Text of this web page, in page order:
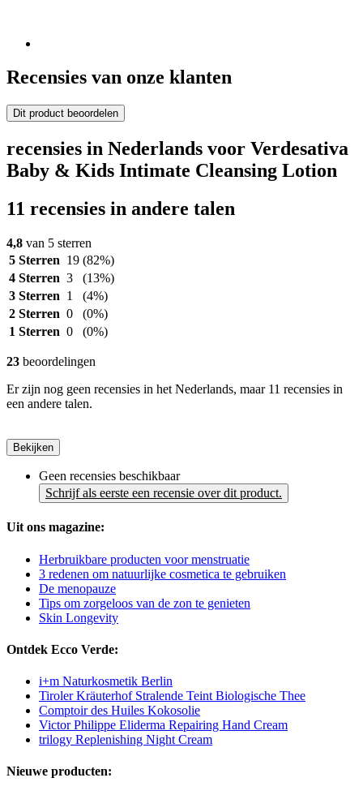
Recensies van onze klanten
Dit product beoordelen
recensies in Nederlands voor Verdesativa
Baby & Kids Intimate Cleansing Lotion
11 recensies in andere talen
4,8 van 5 sterren
5 Sterren 19 (82%)
4 Sterren 3
(13%)
3 Sterren 1
(4%)
2 Sterren 0
(0%)
1 Sterren 0 (0%)
23 beoordelingen
Er zijn nog geen recensies in het Nederlands, maar 11 recensies in
een andere talen.
Bekijken
Geen recensies beschikbaar
Schrijf als eerste een recensie over dit product.
Uit ons magazine:
Herbruikbare producten voor menstruatie
3 redenen om natuurlijke cosmetica te gebruiken
De menopauze
Tips om zorgeloos van de zon te genieten
Skin Longevity
Ontdek Ecco Verde:
i+m Naturkosmetik Berlin
Tiroler Kräuterhof Stralende Teint Biologische Thee
Comptoir des Huiles Kokosolie
Victor Philippe Eliderma Repairing Hand Cream
trilogy Replenishing Night Cream
Nieuwe producten: